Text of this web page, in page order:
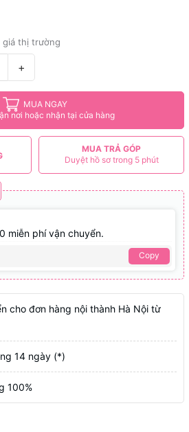
giá thị trường
+
MUA NGAY
nơi hoặc nhận tại cửa hàng
MUA TRẢ GÓP
Duyệt hồ sơ trong 5 phút
miễn phí vận chuyển.
Copy
cho đơn hàng nội thành Hà Nội từ
14 ngày (*)
100%